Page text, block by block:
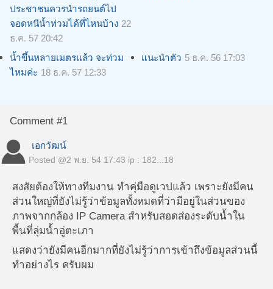
ประชาชนควรนำรถยนต์ไป
จอดหนีน้ำท่วมได้ที่ไหนบ้าง 22
ธ.ค. 57 20:42
น้ำขึ้นหลายเมตรแล้ว จะท่วม
ไหมค่ะ 18 ธ.ค. 57 12:33
แนะนำตัว 5 ธ.ค. 56 17:03
Comment #1
เอกวัฒน์
Posted @2 พ.ย. 54 17:43 ip : 182...18
สงสัยต้องให้ทางทีมงาน ทำคุ่มือดูเวปแล้ว เพราะยังมีคน
ส่วนใหญ่ที่ยังไม่รู้ว่าข้อมูลทั้งหมดที่ว่ามีอยู่ในส่วนของ
ภาพจากกล้อง IP Camera สำหรับสอดส่องระดับน้ำใน
พื้นที่ลุ่มน้ำอู่ตะเภา
แสดงว่ายังมีคนอีกมากที่ยังไม่รู้ว่าการเข้าถึงข้อมูลส่วนนี้
ทำอย่างไร ครับผม